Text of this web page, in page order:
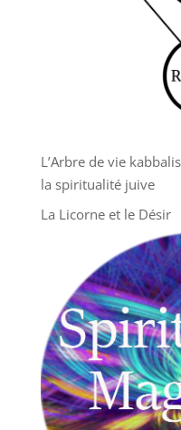
L’Arbre de vie
la spiritualité juive
La Licorne et le Désir